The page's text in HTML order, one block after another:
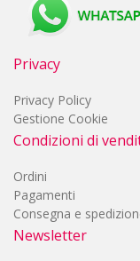
Privacy
Privacy Policy
Gestione Cookie
Condizioni di
Ordini
Pagamenti
Consegna e
Newsletter